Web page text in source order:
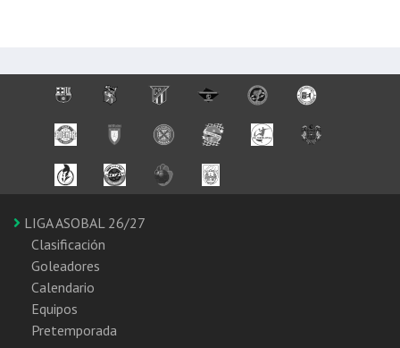
LIGA ASOBAL 26/27
Clasificación
Goleadores
Calendario
Equipos
Pretemporada